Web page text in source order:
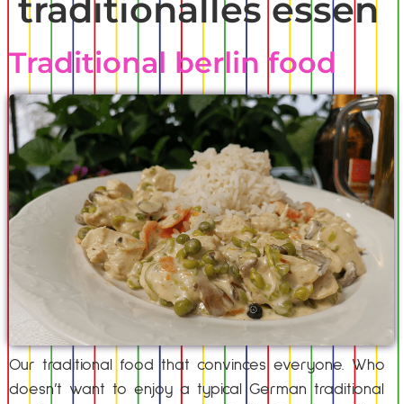
traditionalles essen
Traditional berlin food
Our traditional food that convinces everyone. Who
doesn’t want to enjoy a typical German traditional